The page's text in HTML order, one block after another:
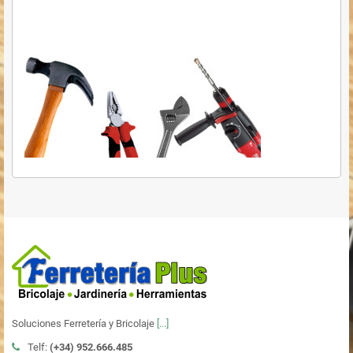
Soluciones Ferretería y Bricolaje [...]
Telf: (+34) 952.666.485